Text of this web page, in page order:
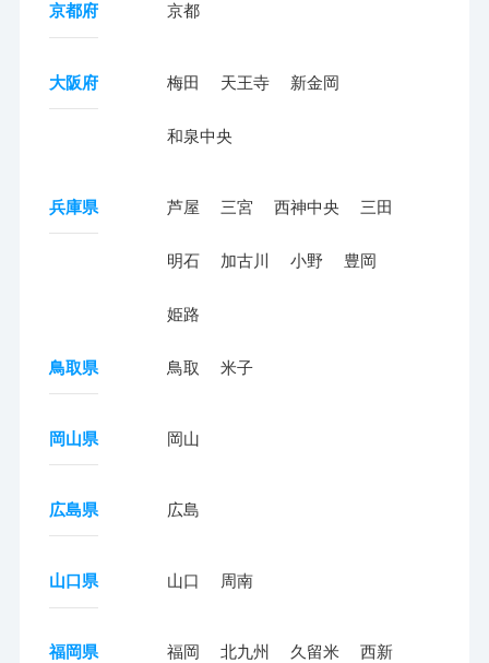
京都府 京都
大阪府 梅田 天王寺 新金岡
和泉中央
兵庫県 芦屋 三宮 西神中央 三田
明石 加古川 小野 豊岡
姫路
鳥取県 鳥取 米子
岡山県 岡山
広島県 広島
山口県 山口 周南
福岡県 福岡 北九州 久留米 西新